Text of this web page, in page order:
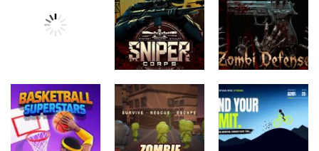
Paper Stick
Figures
Akcijske igre
Undead
Walking 3D
Akcijske igre
forest dash
Akcijske igre
Dragon Power
Akcijske igre
Sniper Corps
Akcijske igre
Zombi
Defense